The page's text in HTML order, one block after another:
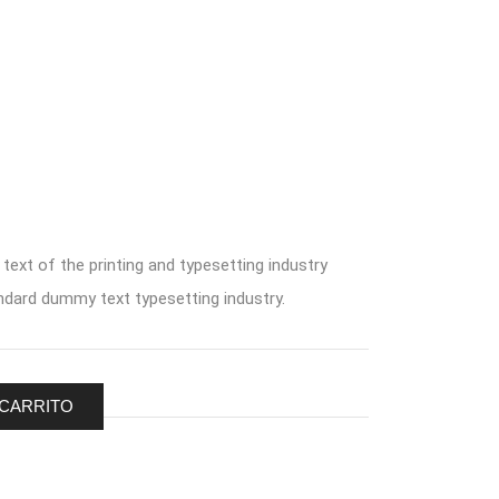
of the printing and typesetting industry
dummy text typesetting industry.